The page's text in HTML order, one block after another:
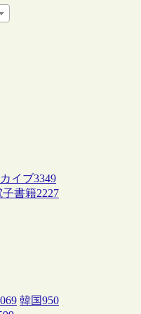
イブ3349
子書籍2227
韓国950